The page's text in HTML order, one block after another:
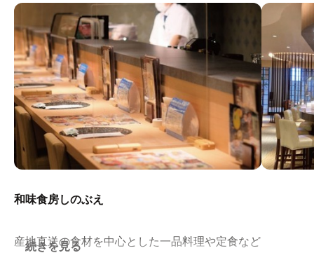
和味食房しのぶえ
産地直送の食材を中心とした一品料理や定食など
続きを見る